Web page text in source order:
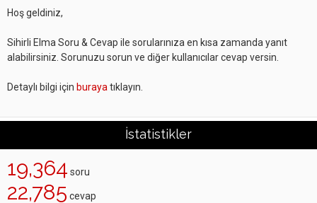
Hoş geldiniz,
Sihirli Elma Soru & Cevap ile sorularınıza en kısa zamanda yanıt
alabilirsiniz. Sorunuzu sorun ve diğer kullanıcılar cevap versin.
Detaylı bilgi için buraya tıklayın.
İstatistikler
19,364 soru
22,785 cevap